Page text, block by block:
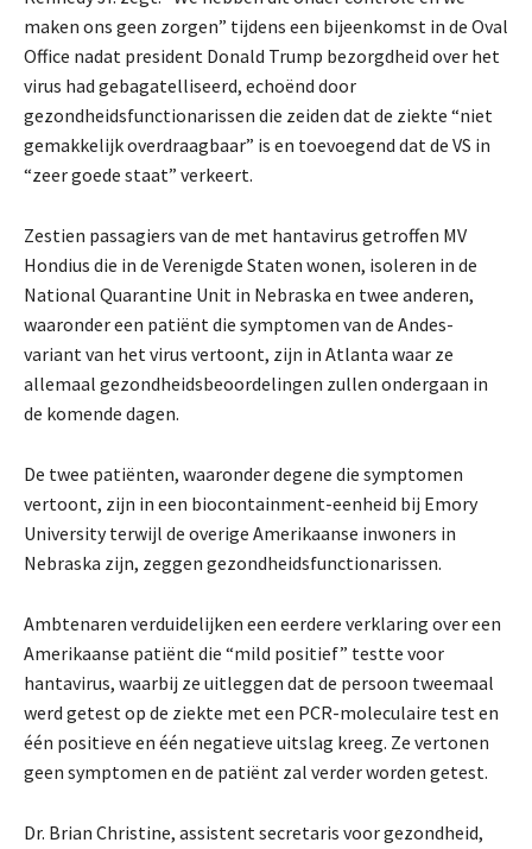
maken ons geen zorgen” tijdens een bijeenkomst in de Oval
Office nadat president Donald Trump bezorgdheid over het
virus had gebagatelliseerd, echoënd door
gezondheidsfunctionarissen die zeiden dat de ziekte “niet
gemakkelijk overdraagbaar” is en toevoegend dat de VS in
“zeer goede staat” verkeert.
Zestien passagiers van de met hantavirus getroffen MV
Hondius die in de Verenigde Staten wonen, isoleren in de
National Quarantine Unit in Nebraska en twee anderen,
waaronder een patiënt die symptomen van de Andes-
variant van het virus vertoont, zijn in Atlanta waar ze
allemaal gezondheidsbeoordelingen zullen ondergaan in
de komende dagen.
De twee patiënten, waaronder degene die symptomen
vertoont, zijn in een biocontainment-eenheid bij Emory
University terwijl de overige Amerikaanse inwoners in
Nebraska zijn, zeggen gezondheidsfunctionarissen.
Ambtenaren verduidelijken een eerdere verklaring over een
Amerikaanse patiënt die “mild positief” testte voor
hantavirus, waarbij ze uitleggen dat de persoon tweemaal
werd getest op de ziekte met een PCR-moleculaire test en
één positieve en één negatieve uitslag kreeg. Ze vertonen
geen symptomen en de patiënt zal verder worden getest.
Dr. Brian Christine, assistent secretaris voor gezondheid,